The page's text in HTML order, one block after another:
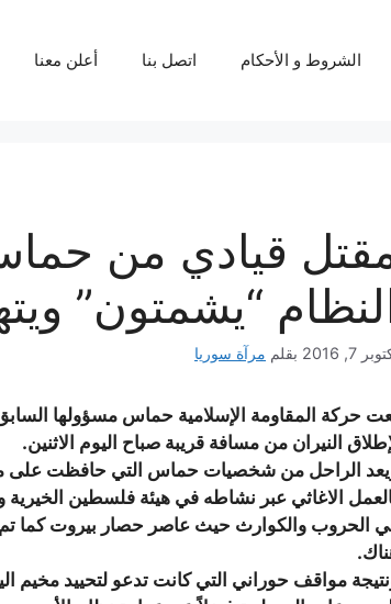
الشروط و الأحكام اتصل بنا أعلن معنا
قيادي من
“يشمتون”
7, 2016 بقلم مرآة سوريا
حركة المقاومة الإسلامية حماس مسؤولها
النيران من مسافة قريبة صباح اليوم الاثنين.
الراحل من شخصيات حماس التي حافظت على
الاغاثي عبر نشاطه في هيئة فلسطين الخيرية
الحروب والكوارث حيث عاصر حصار بيروت كما تم
مواقف حوراني التي كانت تدعو لتحييد مخيم